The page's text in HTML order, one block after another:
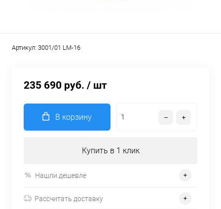
Артикул: 3001/01 LM-16
235 690 руб. / шт
В корзину
Купить в 1 клик
Нашли дешевле
Рассчитать доставку